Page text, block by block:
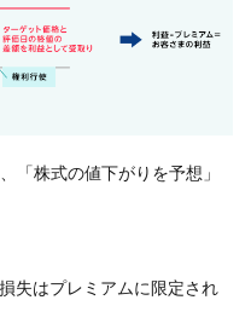
「株式の値下がりを予想」
失はプレミアムに限定され